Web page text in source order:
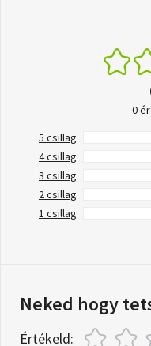
0
5 csillag
4 csillag
3 csillag
2 csillag
1 csillag
Neked hogy
Értékeld: